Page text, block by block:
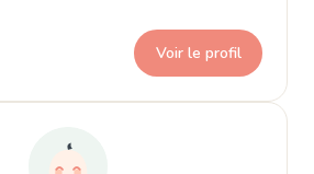
Voir le profil